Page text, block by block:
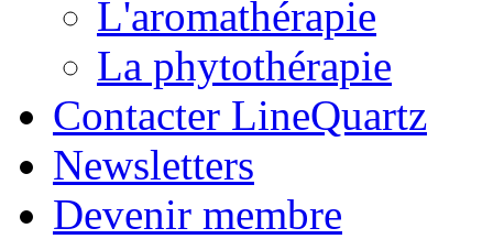
L'aromathérapie
La phytothérapie
Contacter LineQuartz
Newsletters
Devenir membre